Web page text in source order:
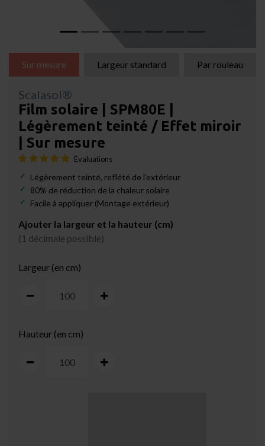
Sur mesure Largeur standard Par rouleau
Scalasol®
Film solaire | SPM80E |
Légèrement teinté / Effet miroir
| Sur mesure
Évaluations
Légèrement teinté, reflété de l'extérieur
80% de réduction de la chaleur solaire
Facile à appliquer (Montage extérieur)
Ajouter la largeur et la hauteur (cm)
(1 décimale possible)
Largeur (en cm)
Hauteur (en cm)